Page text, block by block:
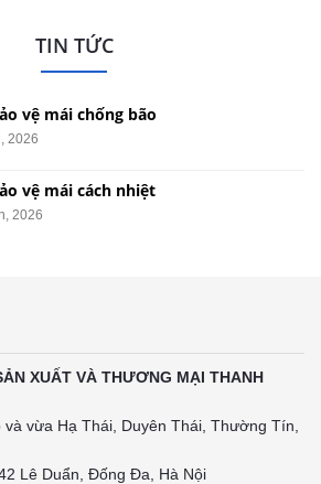
TIN TỨC
vệ mái chống bão
2026
vệ mái cách nhiệt
2026
XUẤT VÀ THƯƠNG MẠI THANH
vừa Hạ Thái, Duyên Thái, Thường Tín,
Lê Duẩn, Đống Đa, Hà Nội